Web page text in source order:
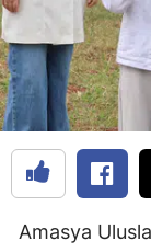
Amasya